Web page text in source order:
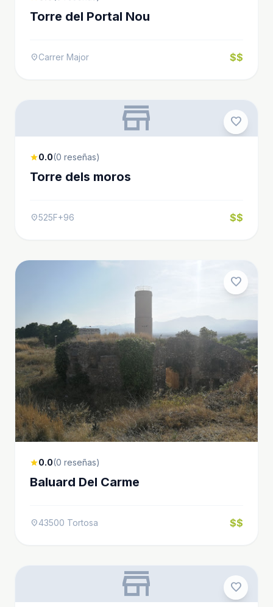
Torre del Portal Nou
location_onCarrer Major $$
favorite
store
star0.0(0 reseñas)
Torre dels moros
location_on525F+96 $$
favorite
star0.0(0 reseñas)
Baluard Del Carme
location_on43500 Tortosa $$
favorite
store